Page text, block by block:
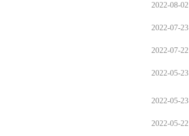
2022-08-02
2022-07-23
2022-07-22
2022-05-23
2022-05-23
2022-05-22